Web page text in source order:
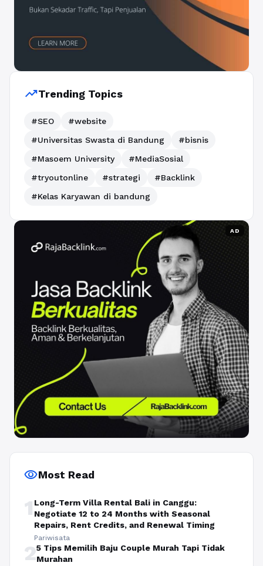
trending_upTrending Topics
#SEO
#website
#Universitas Swasta di Bandung
#bisnis
#Masoem University
#MediaSosial
#tryoutonline
#strategi
#Backlink
#Kelas Karyawan di bandung
AD
visibilityMost Read
1 Long-Term Villa Rental Bali in Canggu:
Negotiate 12 to 24 Months with Seasonal
Repairs, Rent Credits, and Renewal Timing
Pariwisata
25 Tips Memilih Baju Couple Murah Tapi Tidak
Murahan